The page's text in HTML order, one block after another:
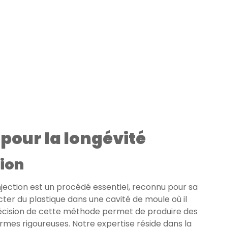
la longévité
est un procédé essentiel, reconnu pour sa
du plastique dans une cavité de moule où il
de cette méthode permet de produire des
rigoureuses. Notre expertise réside dans la